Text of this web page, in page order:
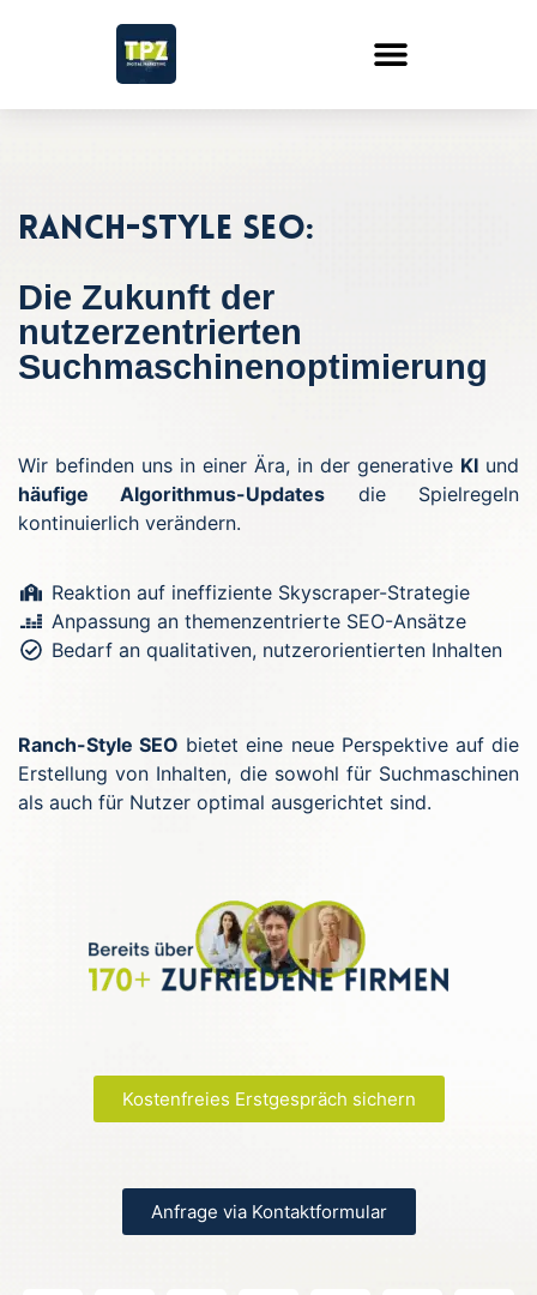
Ranch-Style SEO:
Die Zukunft der
nutzerzentrierten
Suchmaschinenoptimierung
Wir befinden uns in einer Ära, in der generative KI und
häufige Algorithmus-Updates die Spielregeln
kontinuierlich verändern.
Reaktion auf ineffiziente Skyscraper-Strategie
Anpassung an themenzentrierte SEO-Ansätze
Bedarf an qualitativen, nutzerorientierten Inhalten
Ranch-Style SEO bietet eine neue Perspektive auf die
Erstellung von Inhalten, die sowohl für Suchmaschinen
als auch für Nutzer optimal ausgerichtet sind.
Kostenfreies Erstgespräch sichern
Anfrage via Kontaktformular